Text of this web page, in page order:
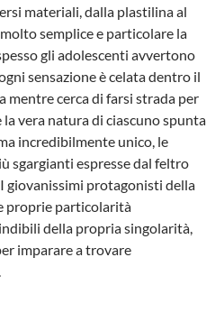
materiali, dalla plastilina al
semplice e particolare la
gli adolescenti avvertono
sensazione è celata dentro il
cerca di farsi strada per
vera natura di ciascuno spunta
incredibilmente unico, le
sgargianti espresse dal feltro
giovanissimi protagonisti della
proprie particolarità
della propria singolarità,
imparare a trovare